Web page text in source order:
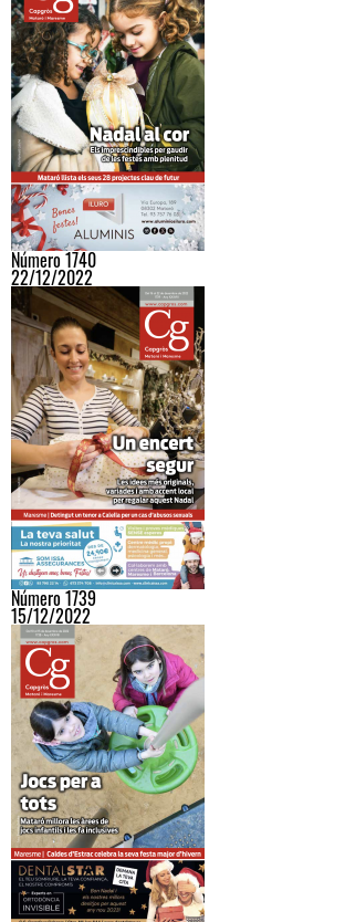
Número 1740
22/12/2022
Número 1739
15/12/2022